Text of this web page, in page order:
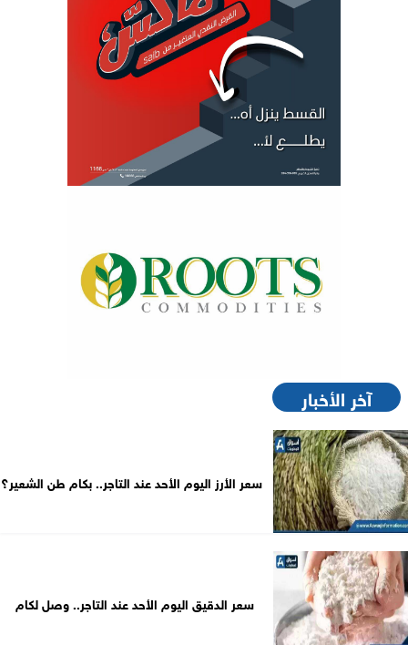
آخر الأخبار
سعر الأرز اليوم الأحد عند التاجر.. بكام طن الشعير؟
سعر الدقيق اليوم الأحد عند التاجر.. وصل لكام